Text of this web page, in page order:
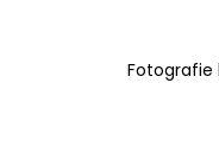
Fotografie